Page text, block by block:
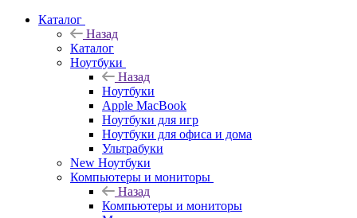
Каталог
Назад
Каталог
Ноутбуки
Назад
Ноутбуки
Apple MacBook
Ноутбуки для игр
Ноутбуки для офиса и дома
Ультрабуки
New Ноутбуки
Компьютеры и мониторы
Назад
Компьютеры и мониторы